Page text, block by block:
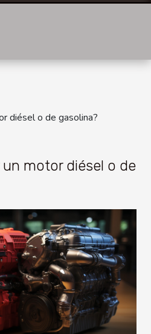
diésel o de gasolina?
un motor diésel o de